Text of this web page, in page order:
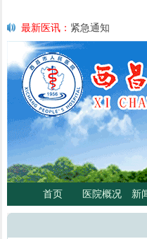
最新医讯： 紧急通知
最新医讯：好消息！四川大
最新医讯：西昌市人民总医
宣传活动
最新医讯：
西昌市人民医院
日”义诊活动
最新医讯： 重磅消息！2月
将定期到西昌市人民医院开
最新医讯：
西昌市人民医院
最新医讯：西昌市人民医院
分离、不住院就能照蓝光啦
最新医讯：
好消息！西昌市
最新医讯：【义诊预告】西
首页 医院概况 新